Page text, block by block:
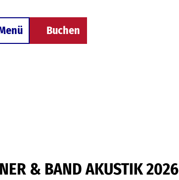
Buchen
Unterkünfte
& BAND AKUSTIK 2026